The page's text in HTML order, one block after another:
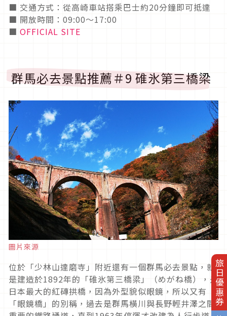
旅日優惠券
■ 交通方式：從高崎車站搭乘巴士約20分鐘即可抵達
■ 開放時間：09:00～17:00
■ OFFICIAL SITE
群馬必去景點推薦＃9 碓氷第三橋梁
圖片來源
位於「少林山達磨寺」附近還有一個群馬必去景點，就
是建造於1892年的「碓氷第三橋梁」（めがね橋），是
日本最大的紅磚拱橋，因為外型貌似眼鏡，所以又有
「眼鏡橋」的別稱，過去是群馬橫川與長野輕井澤之間